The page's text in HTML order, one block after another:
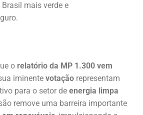
mais verde e
o relatório da MP 1.300 vem
iminente votação representam
para o setor de energia limpa
remove uma barreira importante